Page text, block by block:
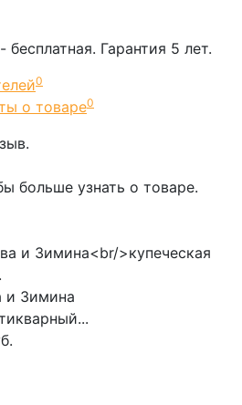
Гарантия 5 лет.
0
о товаре0
больше узнать о товаре.
и Зимина